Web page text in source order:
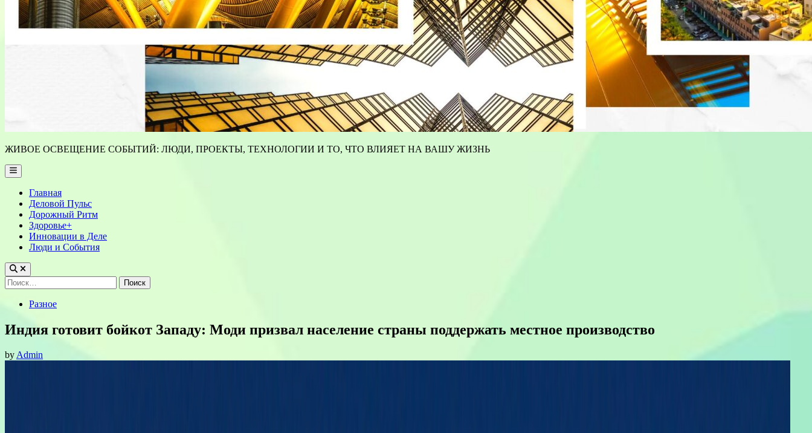
ЖИВОЕ ОСВЕЩЕНИЕ СОБЫТИЙ: ЛЮДИ, ПРОЕКТЫ, ТЕХНОЛОГИИ И ТО, ЧТО ВЛИЯЕТ НА ВАШУ ЖИЗНЬ
Main
Menu
Главная
Деловой Пульс
Дорожный Ритм
Здоровье+
Инновации в Деле
Люди и События
Найти:
PostedРазное
Индия готовит бойкот Западу: Моди призвал население страны поддержать местное производство
byAdmin